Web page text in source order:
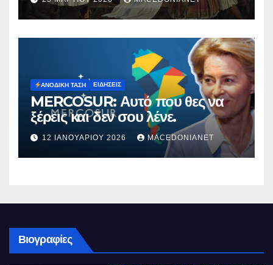
ΑΝΟΔΙΚΉ ΤΆΣΗ ΕΙΔΉΣΕΙΣ
MERCOSUR: Αυτό που θες να
ξέρεις και δεν σου λένε.
12 ΙΑΝΟΥΑΡΊΟΥ 2026 MACEDONIANET
Βιογραφίες